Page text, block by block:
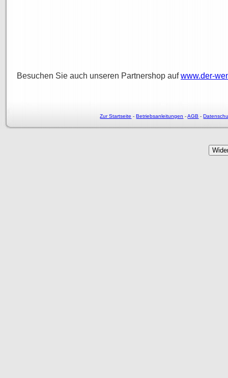
Besuchen Sie auch unseren Partnershop aufwww.der-
Zur Startseite -Betriebsanleitungen -AGB -